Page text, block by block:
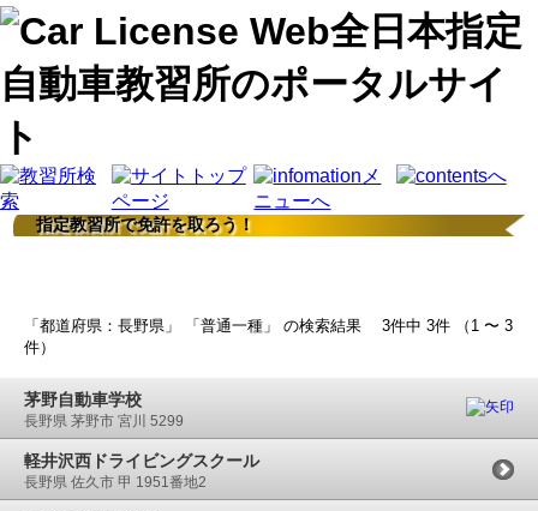
指定教習所で免許を取ろう！
「都道府県：長野県」 「普通一種」 の検索結果 3件中 3件 （1 〜 3
件）
茅野自動車学校
長野県 茅野市 宮川 5299
軽井沢西ドライビングスクール
長野県 佐久市 甲 1951番地2